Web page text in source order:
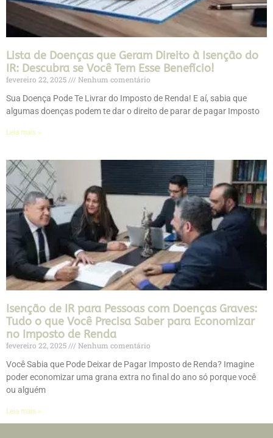
Lista de Doenças que Geram Direito à Isenção do
IR: Descubra se Você Tem Esse Benefício!
fevereiro 22, 2025
Nenhum comentário
Sua Doença Pode Te Livrar do Imposto de Renda! E aí, sabia que
algumas doenças podem te dar o direito de parar de pagar Imposto
Leia mais »
Isenção de IR para Pessoas com Doenças Graves:
Tudo o que Você Precisa Saber para Economizar
no Imposto de Renda
fevereiro 22, 2025
Nenhum comentário
Você Sabia que Pode Deixar de Pagar Imposto de Renda? Imagine
poder economizar uma grana extra no final do ano só porque você
ou alguém
Leia mais »